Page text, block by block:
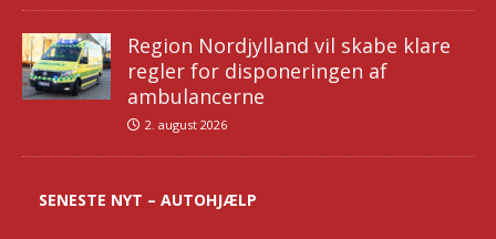
Region Nordjylland vil skabe klare
regler for disponeringen af
ambulancerne
2. august 2026
SENESTE NYT – AUTOHJÆLP